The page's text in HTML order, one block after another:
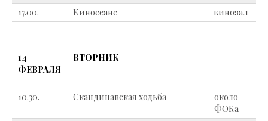
17.00.
Киносеанс кинозал
14
ФЕВРАЛЯ
ВТОРНИК
10.30. Скандинавская ходьба
около
ФОКа